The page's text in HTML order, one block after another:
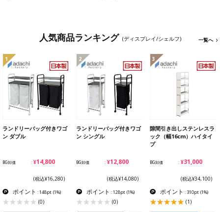
人気商品ランキング (ディスプレイ/シェルフ) 一覧へ
1
ランドリーバッグ付きワゴ
ン ダブル
BG卸価 ¥14,800
(税込¥16,280)
ポイント : 148pt (1%)
(0)
2
ランドリーバッグ付きワゴ
ン シングル
BG卸価 ¥12,800
(税込¥14,080)
ポイント : 128pt (1%)
(0)
3
隙間引き出しステンレスラ
ック（幅16cm）ハイタイ
プ
BG卸価 ¥31,000
(税込¥34,100)
ポイント : 310pt (1%)
(1)